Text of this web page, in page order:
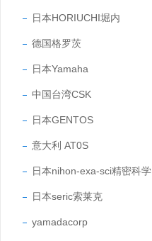
日本HORIUCHI堀内
德国格罗茨
日本Yamaha
中国台湾CSK
日本GENTOS
意大利 AT0S
日本nihon-exa-sci精密科学
日本seric索莱克
yamadacorp